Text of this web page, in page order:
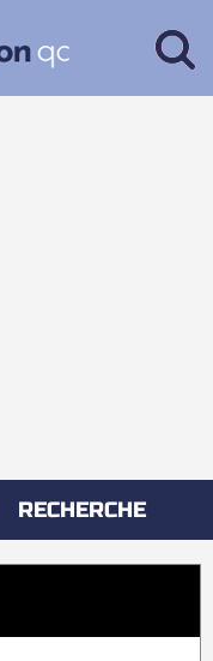
RECHERCHE